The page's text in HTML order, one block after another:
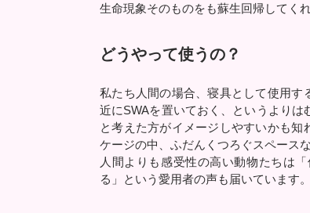
生命現象そのものをも蘇生回帰してくれ
どうやって使うの？
私たち人間の場合、寝具として使用す
近にSWAを置いておく、というよりは
と考えた方がイメージしやすいかも
ケージの中、ふだんくつろぐスペース
人間よりも感受性の高い動物たちは
る」という愛用者の声も届いています